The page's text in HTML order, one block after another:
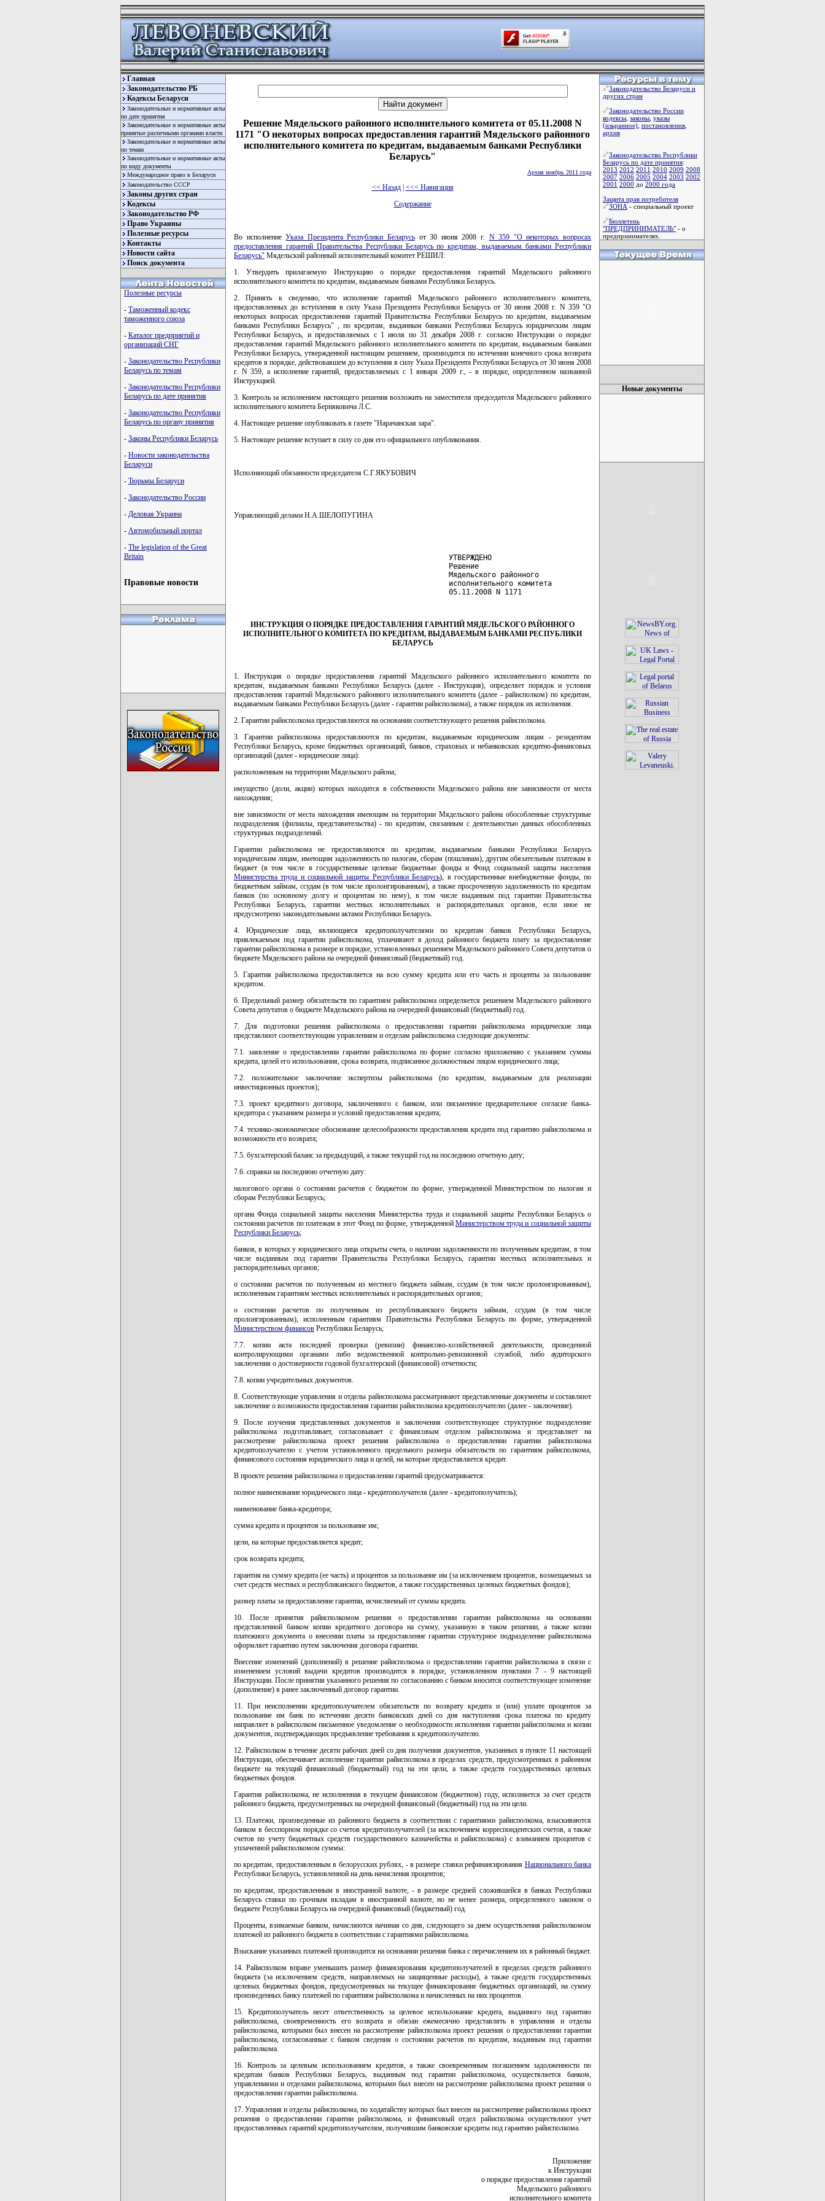
Главная
Законодательство РБ
Кодексы Беларуси
Законодательные и нормативные акты
по дате принятия
Законодательные и нормативные акты
принятые различными органами власти
Законодательные и нормативные акты
по темам
Законодательные и нормативные акты
по виду документы
Международное право в Беларуси
Законодательство СССР
Законы других стран
Кодексы
Законодательство РФ
Право Украины
Полезные ресурсы
Контакты
Новости сайта
Поиск документа
Полезные ресурсы
- Таможенный кодекс
таможенного союза
- Каталог предприятий и
организаций СНГ
- Законодательство Республики
Беларусь по темам
- Законодательство Республики
Беларусь по дате принятия
- Законодательство Республики
Беларусь по органу принятия
- Законы Республики Беларусь
- Новости законодательства
Беларуси
- Тюрьмы Беларуси
- Законодательство России
- Деловая Украина
- Автомобильный портал
- The legislation of the Great
Britain
Правовые новости
Решение Мядельского районного исполнительного комитета от 05.11.2008 N
1171 "О некоторых вопросах предоставления гарантий Мядельского районного
исполнительного комитета по кредитам, выдаваемым банками Республики
Беларусь"
Архив ноябрь 2011 года
<< Назад| <<< Навигация
Содержание
Во исполнениеУказа Президента Республики Беларусь от 30 июня 2008 г. N 359 "О некоторых вопросах
предоставления гарантий Правительства Республики Беларусь по кредитам, выдаваемым банками Республики
Беларусь" Мядельский районный исполнительный комитет РЕШИЛ:
1. Утвердить прилагаемую Инструкцию о порядке предоставления гарантий Мядельского районного
исполнительного комитета по кредитам, выдаваемым банками Республики Беларусь.
2. Принять к сведению, что исполнение гарантий Мядельского районного исполнительного комитета,
предоставленных до вступления в силу Указа Президента Республики Беларусь от 30 июня 2008 г. N 359 "О
некоторых вопросах предоставления гарантий Правительства Республики Беларусь по кредитам, выдаваемым
банками Республики Беларусь" , по кредитам, выданным банками Республики Беларусь юридическим лицам
Республики Беларусь, и предоставляемых с 1 июля по 31 декабря 2008 г. согласно Инструкции о порядке
предоставления гарантий Мядельского районного исполнительного комитета по кредитам, выдаваемым банками
Республики Беларусь, утвержденной настоящим решением, производится по истечении конечного срока возврата
кредитов в порядке, действовавшем до вступления в силу Указа Президента Республики Беларусь от 30 июня 2008
г. N 359, а исполнение гарантий, предоставляемых с 1 января 2009 г., - в порядке, определенном названной
Инструкцией.
3. Контроль за исполнением настоящего решения возложить на заместителя председателя Мядельского районного
исполнительного комитета Берняковича Л.С.
4. Настоящее решение опубликовать в газете "Нарачанская зара".
5. Настоящее решение вступает в силу со дня его официального опубликования.
Исполняющий обязанности председателя С.Г.ЯКУБОВИЧ
Управляющий делами Н.А.ШЕЛОПУГИНА
                                                  УТВЕРЖДЕНО
                                                  Решение
                                                  Мядельского районного
                                                  исполнительного комитета
                                                  05.11.2008 N 1171
ИНСТРУКЦИЯ О ПОРЯДКЕ ПРЕДОСТАВЛЕНИЯ ГАРАНТИЙ МЯДЕЛЬСКОГО РАЙОННОГО
ИСПОЛНИТЕЛЬНОГО КОМИТЕТА ПО КРЕДИТАМ, ВЫДАВАЕМЫМ БАНКАМИ РЕСПУБЛИКИ
БЕЛАРУСЬ
1. Инструкция о порядке предоставления гарантий Мядельского районного исполнительного комитета по
кредитам, выдаваемым банками Республики Беларусь (далее - Инструкция), определяет порядок и условия
предоставления гарантий Мядельского районного исполнительного комитета (далее - райисполком) по кредитам,
выдаваемым банками Республики Беларусь (далее - гарантии райисполкома), а также порядок их исполнения.
2. Гарантии райисполкома предоставляются на основании соответствующего решения райисполкома.
3. Гарантии райисполкома предоставляются по кредитам, выдаваемым юридическим лицам - резидентам
Республики Беларусь, кроме бюджетных организаций, банков, страховых и небанковских кредитно-финансовых
организаций (далее - юридические лица):
расположенным на территории Мядельского района;
имущество (доли, акции) которых находится в собственности Мядельского района вне зависимости от места
нахождения;
вне зависимости от места нахождения имеющим на территории Мядельского района обособленные структурные
подразделения (филиалы, представительства) - по кредитам, связанным с деятельностью данных обособленных
структурных подразделений.
Гарантии райисполкома не предоставляются по кредитам, выдаваемым банками Республики Беларусь
юридическим лицам, имеющим задолженность по налогам, сборам (пошлинам), другим обязательным платежам в
бюджет (в том числе в государственные целевые бюджетные фонды и Фонд социальной защиты населения
Министерства труда и социальной защиты Республики Беларусь), в государственные внебюджетные фонды, по
бюджетным займам, ссудам (в том числе пролонгированным), а также просроченную задолженность по кредитам
банков (по основному долгу и процентам по нему), в том числе выданным под гарантии Правительства
Республики Беларусь, гарантии местных исполнительных и распорядительных органов, если иное не
предусмотрено законодательными актами Республики Беларусь.
4. Юридические лица, являющиеся кредитополучателями по кредитам банков Республики Беларусь,
привлекаемым под гарантии райисполкома, уплачивают в доход районного бюджета плату за предоставление
гарантии райисполкома в размере и порядке, установленных решением Мядельского районного Совета депутатов о
бюджете Мядельского района на очередной финансовый (бюджетный) год.
5. Гарантия райисполкома предоставляется на всю сумму кредита или его часть и проценты за пользование
кредитом.
6. Предельный размер обязательств по гарантиям райисполкома определяется решением Мядельского районного
Совета депутатов о бюджете Мядельского района на очередной финансовый (бюджетный) год.
7. Для подготовки решения райисполкома о предоставлении гарантии райисполкома юридические лица
представляют соответствующим управлениям и отделам райисполкома следующие документы:
7.1. заявление о предоставлении гарантии райисполкома по форме согласно приложению с указанием суммы
кредита, целей его использования, срока возврата, подписанное должностным лицом юридического лица;
7.2. положительное заключение экспертизы райисполкома (по кредитам, выдаваемым для реализации
инвестиционных проектов);
7.3. проект кредитного договора, заключенного с банком, или письменное предварительное согласие банка-
кредитора с указанием размера и условий предоставления кредита;
7.4. технико-экономическое обоснование целесообразности предоставления кредита под гарантию райисполкома и
возможности его возврата;
7.5. бухгалтерский баланс за предыдущий, а также текущий год на последнюю отчетную дату;
7.6. справки на последнюю отчетную дату:
налогового органа о состоянии расчетов с бюджетом по форме, утвержденной Министерством по налогам и
сборам Республики Беларусь;
органа Фонда социальной защиты населения Министерства труда и социальной защиты Республики Беларусь о
состоянии расчетов по платежам в этот Фонд по форме, утвержденной Министерством труда и социальной защиты
Республики Беларусь;
банков, в которых у юридического лица открыты счета, о наличии задолженности по полученным кредитам, в том
числе выданным под гарантии Правительства Республики Беларусь, гарантии местных исполнительных и
распорядительных органов;
о состоянии расчетов по полученным из местного бюджета займам, ссудам (в том числе пролонгированным),
исполненным гарантиям местных исполнительных и распорядительных органов;
о состоянии расчетов по полученным из республиканского бюджета займам, ссудам (в том числе
пролонгированным), исполненным гарантиям Правительства Республики Беларусь по форме, утвержденной
Министерством финансов Республики Беларусь;
7.7. копии акта последней проверки (ревизии) финансово-хозяйственной деятельности, проведенной
контролирующими органами либо ведомственной контрольно-ревизионной службой, либо аудиторского
заключения о достоверности годовой бухгалтерской (финансовой) отчетности;
7.8. копии учредительных документов.
8. Соответствующие управления и отделы райисполкома рассматривают представленные документы и составляют
заключение о возможности предоставления гарантии райисполкома кредитополучателю (далее - заключение).
9. После изучения представленных документов и заключения соответствующее структурное подразделение
райисполкома подготавливает, согласовывает с финансовым отделом райисполкома и представляет на
рассмотрение райисполкома проект решения райисполкома о предоставлении гарантии райисполкома
кредитополучателю с учетом установленного предельного размера обязательств по гарантиям райисполкома,
финансового состояния юридического лица и целей, на которые предоставляется кредит.
В проекте решения райисполкома о предоставлении гарантий предусматривается:
полное наименование юридического лица - кредитополучателя (далее - кредитополучатель);
наименование банка-кредитора;
сумма кредита и процентов за пользование им;
цели, на которые предоставляется кредит;
срок возврата кредита;
гарантия на сумму кредита (ее часть) и процентов за пользование им (за исключением процентов, возмещаемых за
счет средств местных и республиканского бюджетов, а также государственных целевых бюджетных фондов);
размер платы за предоставление гарантии, исчисляемый от суммы кредита.
10. После принятия райисполкомом решения о предоставлении гарантии райисполкома на основании
представленной банком копии кредитного договора на сумму, указанную в таком решении, а также копии
платежного документа о внесении платы за предоставление гарантии структурное подразделение райисполкома
оформляет гарантию путем заключения договора гарантии.
Внесение изменений (дополнений) в решение райисполкома о предоставлении гарантии райисполкома в связи с
изменением условий выдачи кредитов производится в порядке, установленном пунктами 7 - 9 настоящей
Инструкции. После принятия указанного решения по согласованию с банком вносится соответствующее изменение
(дополнение) в ранее заключенный договор гарантии.
11. При неисполнении кредитополучателем обязательств по возврату кредита и (или) уплате процентов за
пользование им банк по истечении десяти банковских дней со дня наступления срока платежа по кредиту
направляет в райисполком письменное уведомление о необходимости исполнения гарантии райисполкома и копии
документов, подтверждающих предъявление требования к кредитополучателю.
12. Райисполком в течение десяти рабочих дней со дня получения документов, указанных в пункте 11 настоящей
Инструкции, обеспечивает исполнение гарантии райисполкома в пределах средств, предусмотренных в районном
бюджете на текущий финансовый (бюджетный) год на эти цели, а также средств государственных целевых
бюджетных фондов.
Гарантия райисполкома, не исполненная в текущем финансовом (бюджетном) году, исполняется за счет средств
районного бюджета, предусмотренных на очередной финансовый (бюджетный) год на эти цели.
13. Платежи, произведенные из районного бюджета в соответствии с гарантиями райисполкома, взыскиваются
банком в бесспорном порядке со счетов кредитополучателей (за исключением корреспондентских счетов, а также
счетов по учету бюджетных средств государственного казначейства и райисполкома) с взиманием процентов с
уплаченной райисполкомом суммы:
по кредитам, предоставленным в белорусских рублях, - в размере ставки рефинансирования Национального банка
Республики Беларусь, установленной на день начисления процентов;
по кредитам, предоставленным в иностранной валюте, - в размере средней сложившейся в банках Республики
Беларусь ставки по срочным вкладам в иностранной валюте, но не менее размера, определенного законом о
бюджете Республики Беларусь на очередной финансовый (бюджетный) год.
Проценты, взимаемые банком, начисляются начиная со дня, следующего за днем осуществления райисполкомом
платежей из районного бюджета в соответствии с гарантиями райисполкома.
Взыскание указанных платежей производится на основании решения банка с перечислением их в районный бюджет.
14. Райисполком вправе уменьшить размер финансирования кредитополучателей в пределах средств районного
бюджета (за исключением средств, направляемых на защищенные расходы), а также средств государственных
целевых бюджетных фондов, предусмотренных на текущее финансирование бюджетных организаций, на сумму
произведенных банку платежей по гарантиям райисполкома и начисленных на них процентов.
15. Кредитополучатель несет ответственность за целевое использование кредита, выданного под гарантию
райисполкома, своевременность его возврата и обязан ежемесячно представлять в управления и отделы
райисполкома, которыми был внесен на рассмотрение райисполкома проект решения о предоставлении гарантии
райисполкома, согласованные с банком сведения о состоянии расчетов по кредитам, выданным под гарантии
райисполкома.
16. Контроль за целевым использованием кредитов, а также своевременным погашением задолженности по
кредитам банков Республики Беларусь, выданным под гарантии райисполкома, осуществляется банком,
управлениями и отделами райисполкома, которыми был внесен на рассмотрение райисполкома проект решения о
предоставлении гарантии райисполкома.
17. Управления и отделы райисполкома, по ходатайству которых был внесен на рассмотрение райисполкома проект
решения о предоставлении гарантии райисполкома, и финансовый отдел райисполкома осуществляют учет
предоставленных гарантий кредитополучателям, получившим банковские кредиты под гарантию райисполкома.
Приложение
к Инструкции
о порядке предоставления гарантий
Мядельского районного
исполнительного комитета
Законодательство Беларуси и
других стран
Законодательство России
кодексы законы указы
(изьранное) постановления
архив
Законодательство Республики
Беларусь по дате принятия:
2013 2012 2011 2010 2009 2008
2007 2006 2005 2004 2003 2002
2001 2000 до 2000 года
Защита прав потребителя
ЗОНА - специальный проект
Бюллетень
"ПРЕДПРИНИМАТЕЛЬ" - о
предпринимателях.
Новые документы